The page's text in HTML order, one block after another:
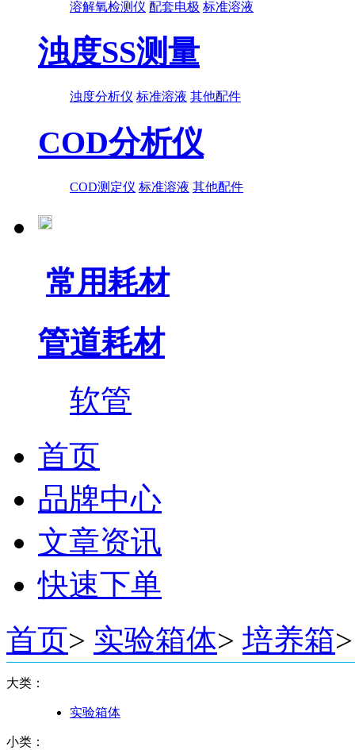
溶解氧检测仪 配套电极 标准溶液
浊度SS测量
浊度分析仪 标准溶液 其他配件
COD分析仪
COD测定仪 标准溶液 其他配件
常用耗材
管道耗材
软管
首页
品牌中心
文章资讯
快速下单
首页> 实验箱体> 培养箱>
大类：
实验箱体
小类：